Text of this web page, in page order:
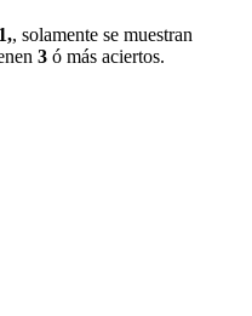
, solamente se muestran
3 ó más aciertos.